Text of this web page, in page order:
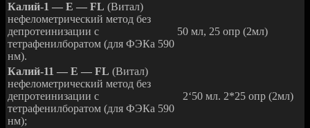
Калий-1 — Е — FL (Витал)
нефелометрический метод без
депротеинизации с
тетрафенилборатом (для ФЭКа 590
нм).
50 мл, 25 опр (2мл)
Калий-11 — Е — FL (Витал)
нефелометрический метод без
депротеинизации с
тетрафенилборатом (для ФЭКа 590
нм);
2‘50 мл. 2*25 опр (2мл)